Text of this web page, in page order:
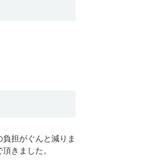
担がぐんと減りま
きました。